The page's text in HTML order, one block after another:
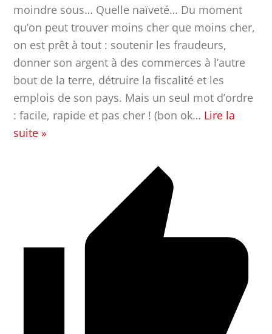
moindre sous… Quelle naïveté… Du moment
qu’on peut trouver moins cher que moins cher,
on est prêt à tout : soutenir les fraudeurs,
donner son argent à des commerces à l’autre
bout de la terre, détruire la fiscalité et les
emplois de son pays. Mais un seul mot d’ordre
: facile, rapide et pas cher ! (bon ok… Lire la
suite »